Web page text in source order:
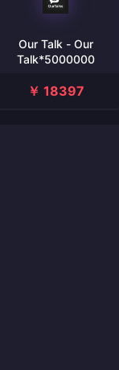
Our Talk - Our
Talk*5000000
￥ 18397